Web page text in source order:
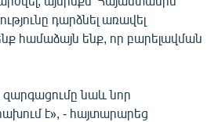
դարձնել առավել
համաձայն ենք, որ բարելավման
նաև նոր
է», - հայտարարեց